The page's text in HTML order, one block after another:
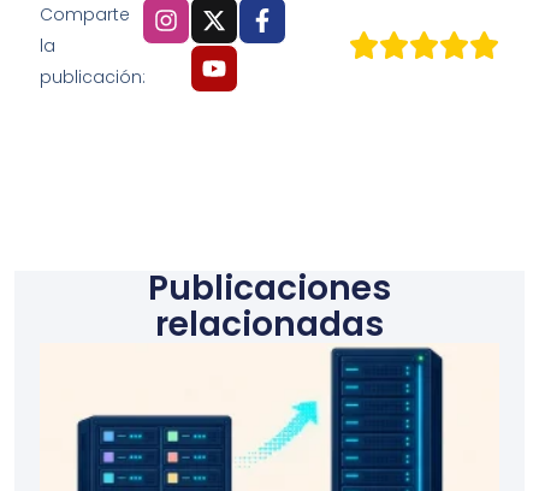
Comparte
la
publicación:
Publicaciones
relacionadas